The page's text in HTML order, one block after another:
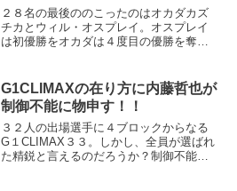
２８名の最後ののこったのはオカダカズ
チカとウィル・オスプレイ。オスプレイ
は初優勝をオカダは４度目の優勝を奪う
G1CLIMAXの在り方に内藤哲也が
制御不能に物申す！！
３２人の出場選手に４ブロックからなる
G１CLIMAX３３。しかし、全員が選ばれ
た精鋭と言えるのだろうか？制御不能な